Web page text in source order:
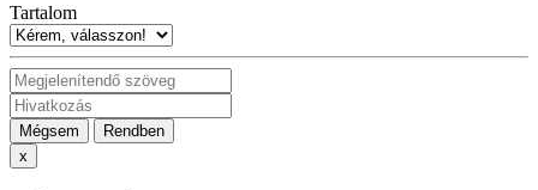
Tartalom
Mégsem
Rendben
x